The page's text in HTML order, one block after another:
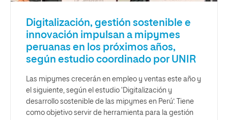
Digitalización, gestión sostenible e
innovación impulsan a mipymes
peruanas en los próximos años,
según estudio coordinado por UNIR
Las mipymes crecerán en empleo y ventas este año y
el siguiente, según el estudio ‘Digitalización y
desarrollo sostenible de las mipymes en Perú’. Tiene
como objetivo servir de herramienta para la gestión